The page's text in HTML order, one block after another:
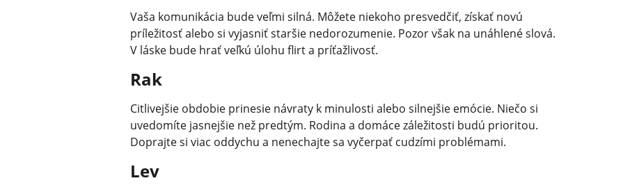
Vaša komunikácia bude veľmi silná. Môžete niekoho presvedčiť, získať novú
príležitosť alebo si vyjasniť staršie nedorozumenie. Pozor však na unáhlené slová.
V láske bude hrať veľkú úlohu flirt a príťažlivosť.
Rak
Citlivejšie obdobie prinesie návraty k minulosti alebo silnejšie emócie. Niečo si
uvedomíte jasnejšie než predtým. Rodina a domáce záležitosti budú prioritou.
Doprajte si viac oddychu a nenechajte sa vyčerpať cudzími problémami.
Lev